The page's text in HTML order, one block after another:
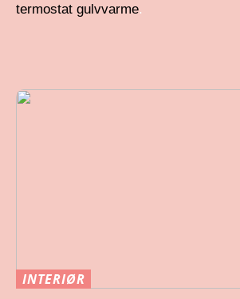
termostat gulvvarme.
INTERIØR